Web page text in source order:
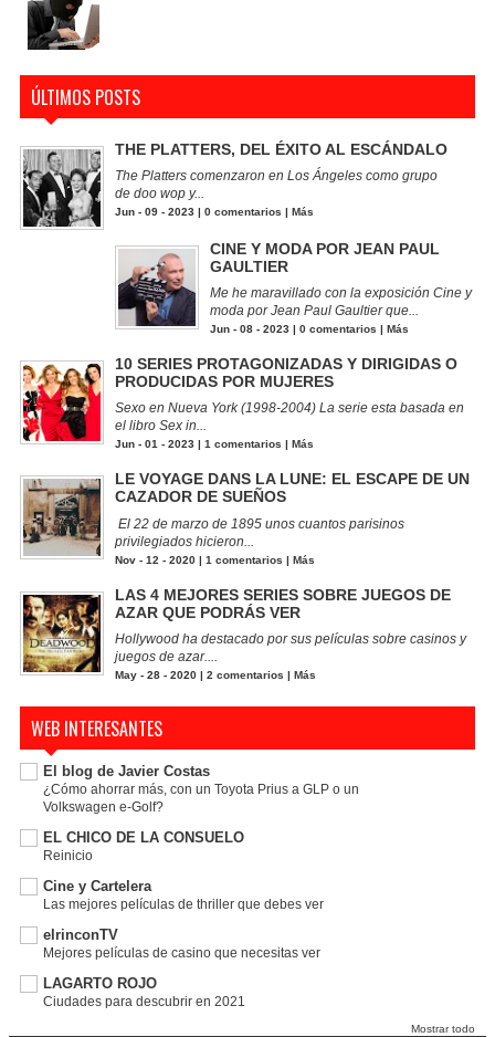
ÚLTIMOS POSTS
THE PLATTERS, DEL ÉXITO AL ESCÁNDALO
The Platters comenzaron en Los Ángeles como grupo
de doo wop y...
Jun - 09 - 2023 | 0 comentarios | Más
CINE Y MODA POR JEAN PAUL
GAULTIER
Me he maravillado con la exposición Cine y
moda por Jean Paul Gaultier que...
Jun - 08 - 2023 | 0 comentarios | Más
10 SERIES PROTAGONIZADAS Y DIRIGIDAS O
PRODUCIDAS POR MUJERES
Sexo en Nueva York (1998-2004) La serie esta basada en
el libro Sex in...
Jun - 01 - 2023 | 1 comentarios Más
LE VOYAGE DANS LA LUNE: EL ESCAPE DE UN
CAZADOR DE SUEÑOS
El 22 de marzo de 1895 unos cuantos parisinos
privilegiados hicieron...
Nov - 12 - 2020 | 1 comentarios | Más
LAS 4 MEJORES SERIES SOBRE JUEGOS DE
AZAR QUE PODRÁS VER
Hollywood ha destacado por sus películas sobre casinos y
juegos de azar....
May - 28 - 2020 | 2 comentarios | Más
WEB INTERESANTES
El blog de Javier Costas
¿Cómo ahorrar más, con un Toyota Prius a GLP o un
Volkswagen e-Golf?
EL CHICO DE LA CONSUELO
Reinicio
Cine y Cartelera
Las mejores películas de thriller que debes ver
elrinconTV
Mejores películas de casino que necesitas ver
LAGARTO ROJO
Ciudades para descubrir en 2021
Mostrar todo